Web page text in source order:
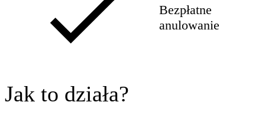
Bezpłatne
anulowanie
Jak to działa?